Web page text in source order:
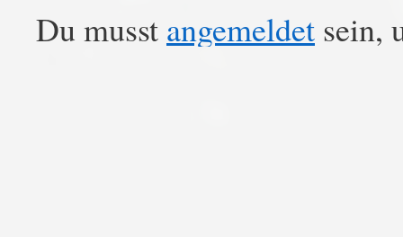
Du musst angemeldet sein,